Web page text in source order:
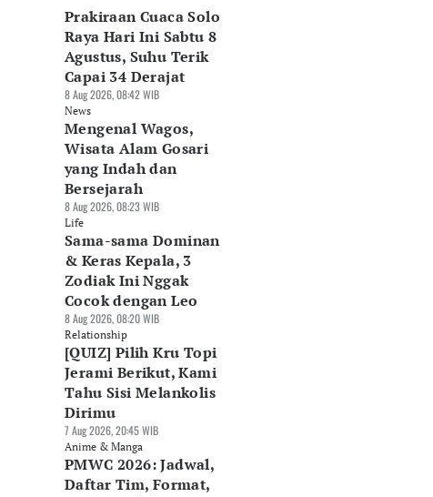
Prakiraan Cuaca Solo
Raya Hari Ini Sabtu 8
Agustus, Suhu Terik
Capai 34 Derajat
8 Aug 2026, 08:42 WIB
News
Mengenal Wagos,
Wisata Alam Gosari
yang Indah dan
Bersejarah
8 Aug 2026, 08:23 WIB
Life
Sama-sama Dominan
& Keras Kepala, 3
Zodiak Ini Nggak
Cocok dengan Leo
8 Aug 2026, 08:20 WIB
Relationship
[QUIZ] Pilih Kru Topi
Jerami Berikut, Kami
Tahu Sisi Melankolis
Dirimu
7 Aug 2026, 20:45 WIB
Anime & Manga
PMWC 2026: Jadwal,
Daftar Tim, Format,